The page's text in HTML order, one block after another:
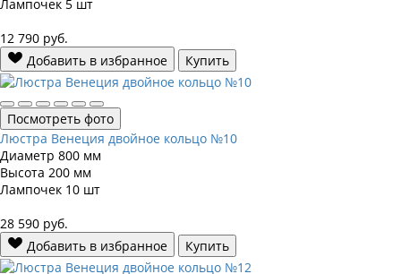
Лампочек 5 шт
12 790 руб.
Добавить в избранное
Купить
Посмотреть фото
Люстра Венеция двойное кольцо №10
Диаметр 800 мм
Высота 200 мм
Лампочек 10 шт
28 590 руб.
Добавить в избранное
Купить